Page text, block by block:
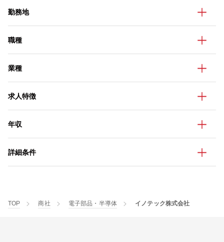
勤務地
職種
業種
求人特徴
年収
詳細条件
TOP 商社 電子部品・半導体 イノテック株式会社